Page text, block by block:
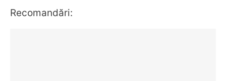
Recomandări: